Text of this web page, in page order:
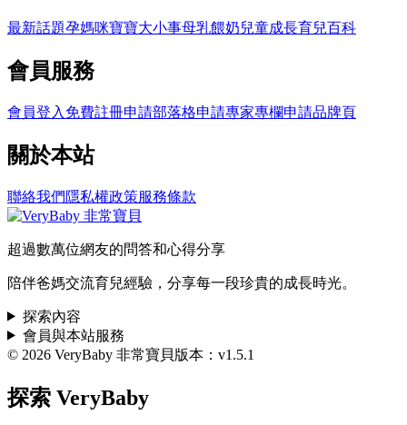
最新話題孕媽咪寶寶大小事母乳餵奶兒童成長育兒百科
會員服務
會員登入 免費註冊申請部落格申請專家專欄申請品牌頁
關於本站
聯絡我們 隱私權政策服務條款
超過數萬位網友的問答和心得分享
陪伴爸媽交流育兒經驗，分享每一段珍貴的成長時光。
探索內容
會員與本站服務
© 2026 VeryBaby 非常寶貝版本：v1.5.1
探索 VeryBaby